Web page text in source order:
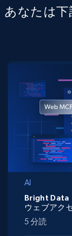
あなたは
AI
Bright Data
ウェブアク
5 分読